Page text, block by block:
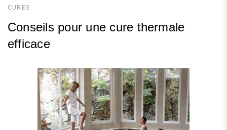
CURES
Conseils pour une cure thermale
efficace